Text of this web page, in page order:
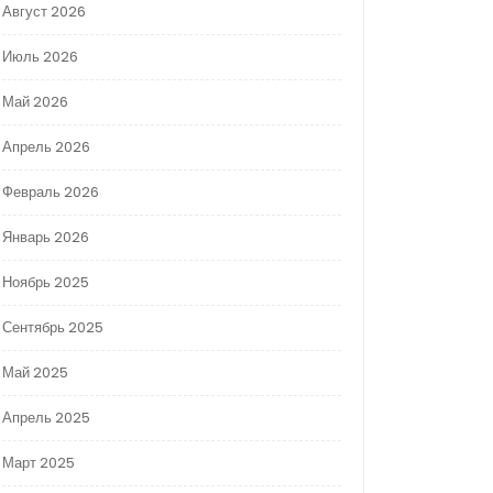
Август 2026
Июль 2026
Май 2026
Апрель 2026
Февраль 2026
Январь 2026
Ноябрь 2025
Сентябрь 2025
Май 2025
Апрель 2025
Март 2025